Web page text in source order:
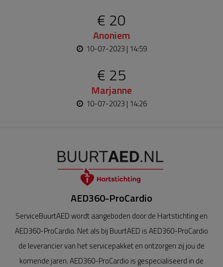
€ 20
Anoniem
10-07-2023 | 14:59
€ 25
Marjanne
10-07-2023 | 14:26
AED360-ProCardio
ServiceBuurtAED wordt aangeboden door de Hartstichting en
AED360-ProCardio. Net als bij BuurtAED is AED360-ProCardio
de leverancier van het servicepakket en ontzorgen zij jou de
komende jaren. AED360-ProCardio is gespecialiseerd in de